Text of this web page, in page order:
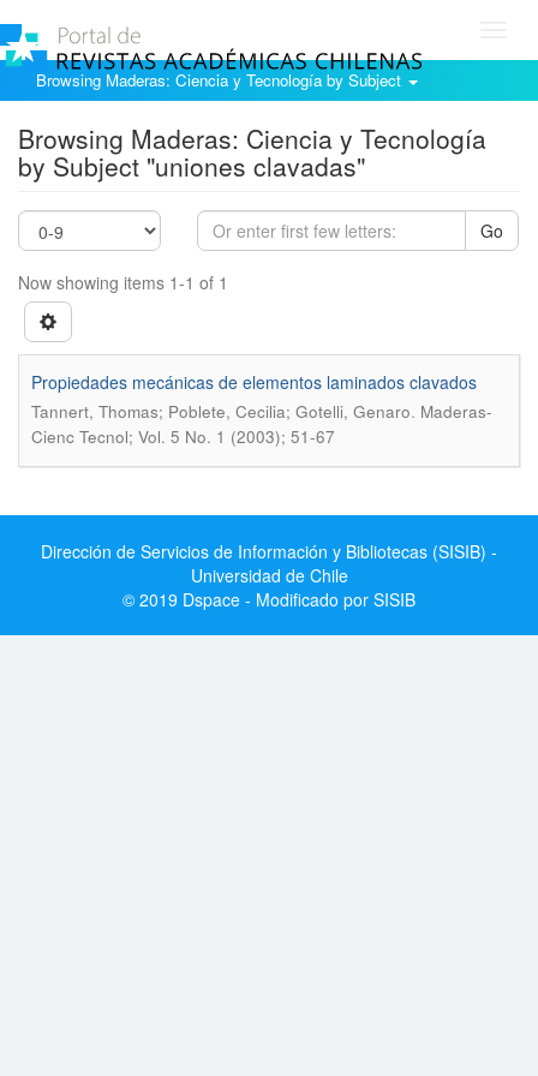
Browsing Maderas: Ciencia y Tecnología by Subject
Browsing Maderas: Ciencia y Tecnología
by Subject "uniones clavadas"
Go
Now showing items 1-1 of 1
Propiedades mecánicas de elementos laminados clavados
Tannert, Thomas; Poblete, Cecilia; Gotelli, Genaro. Maderas-
Cienc Tecnol; Vol. 5 No. 1 (2003); 51-67
Dirección de Servicios de Información y Bibliotecas (SISIB) -
Universidad de Chile
© 2019 Dspace - Modificado por SISIB